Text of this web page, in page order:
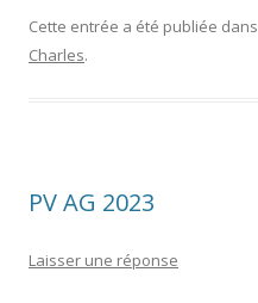
Cette entrée a été publiée dans
Charles.
PV AG 2023
Laisser une réponse